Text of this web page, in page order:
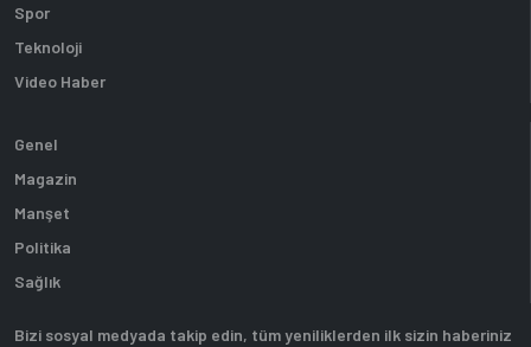
Spor
Teknoloji
Video Haber
Genel
Magazin
Manşet
Politika
Sağlık
Bizi sosyal medyada takip edin, tüm yeniliklerden ilk sizin haberiniz